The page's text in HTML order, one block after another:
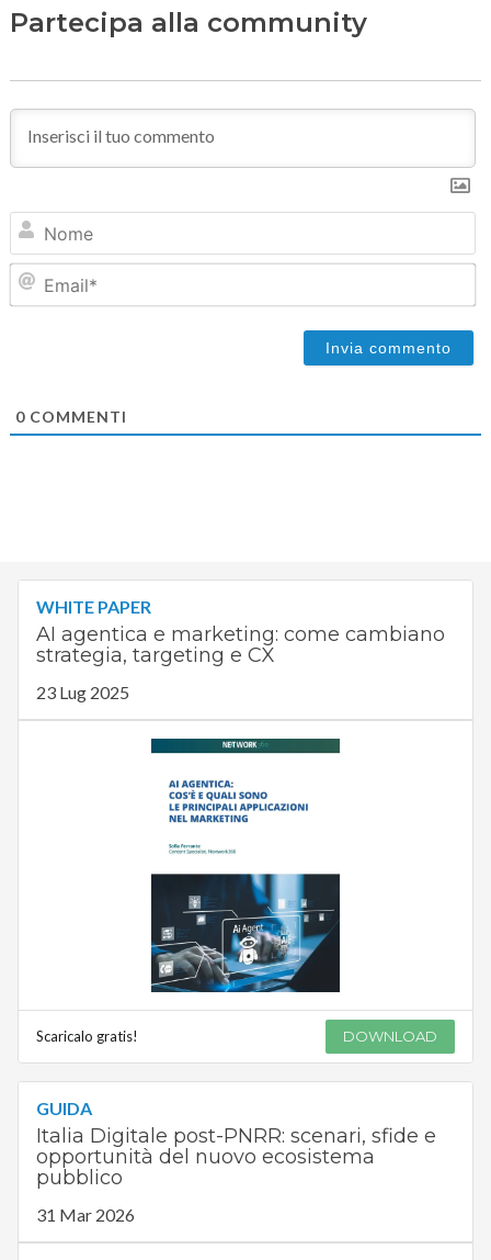
Partecipa alla community
0COMMENTI
WHITE PAPER
AI agentica e marketing: come cambiano
strategia, targeting e CX
23 Lug 2025
Scaricalo gratis! DOWNLOAD
GUIDA
Italia Digitale post-PNRR: scenari, sfide e
opportunità del nuovo ecosistema
pubblico
31 Mar 2026